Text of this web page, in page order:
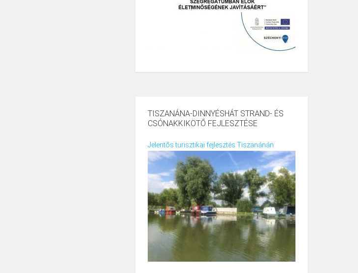
TISZANÁNA-DINNYÉSHÁT STRAND- ÉS
CSÓNAKKIKÖTŐ FEJLESZTÉSE
Jelentős turisztikai fejlesztés Tiszanánán